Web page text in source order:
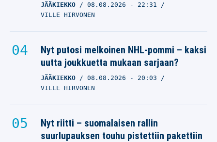
JÄÄKIEKKO 08.08.2026 - 22:31
VILLE HIRVONEN
Nyt putosi melkoinen NHL-pommi – kaksi
uutta joukkuetta mukaan sarjaan?
JÄÄKIEKKO 08.08.2026 - 20:03
VILLE HIRVONEN
Nyt riitti – suomalaisen rallin
suurlupauksen touhu pistettiin pakettiin